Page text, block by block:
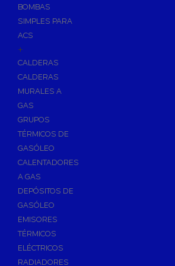
Sumideros para Piscinas
Accesorios para Piscinas
Productos Químicos para Piscinas
Reguladores de PH
Antialgas para Piscinas
Floculante para Piscinas
Cloro para Piscinas
Desinfección de Piscinas sin Cloro
Invernaje de Piscinas
Limpiadores de Piscinas
Kits Analizadores
Dosificadores
Riego, Jardín y Fuentes
BOMBAS
SIMPLES PARA
ACS
+
CALDERAS
CALDERAS
MURALES A
GAS
GRUPOS
TÉRMICOS DE
GASÓLEO
CALENTADORES
A GAS
DEPÓSITOS DE
GASÓLEO
EMISORES
TÉRMICOS
ELÉCTRICOS
RADIADORES